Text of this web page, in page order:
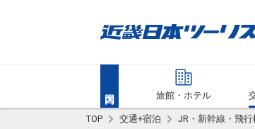
旅館・ホテル
TOP 交通+宿泊 JR・新幹線・飛